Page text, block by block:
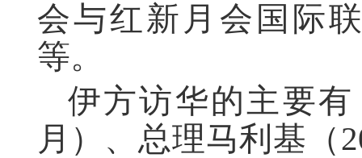
会与红新月会国际
等。
伊方访华的主要
月）、总理马利基（